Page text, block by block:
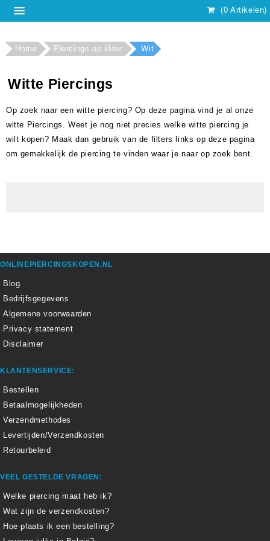
(0 Artikelen)
Home Piercings op kleur Wit
Witte Piercings
Op zoek naar een witte piercing? Op deze pagina vind je al onze
witte Piercings. Weet je nog niet precies welke witte piercing je
wilt kopen? Maak dan gebruik van de filters links op deze pagina
om gemakkelijk de piercing te vinden waar je naar op zoek bent.
ONLINEPIERCINGSKOPEN.NL
Blog
Bedrijfsgegevens
Algemene voorwaarden
Privacy statement
Disclaimer
KLANTENSERVICE:
Bestellen
Betaalmogelijkheden
Verzendmethodes
Levertijden/Verzendkosten
Retourbeleid
VEEL GESTELDE VRAGEN:
Welke piercing maat heb ik?
Wat zijn de verzendkosten?
Hoe plaats ik een bestelling?